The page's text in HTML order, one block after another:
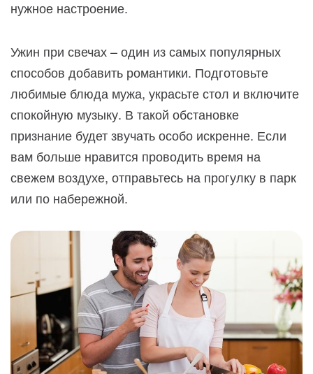
нужное настроение.
Ужин при свечах – один из самых популярных
способов добавить романтики. Подготовьте
любимые блюда мужа, украсьте стол и включите
спокойную музыку. В такой обстановке
признание будет звучать особо искренне. Если
вам больше нравится проводить время на
свежем воздухе, отправьтесь на прогулку в парк
или по набережной.